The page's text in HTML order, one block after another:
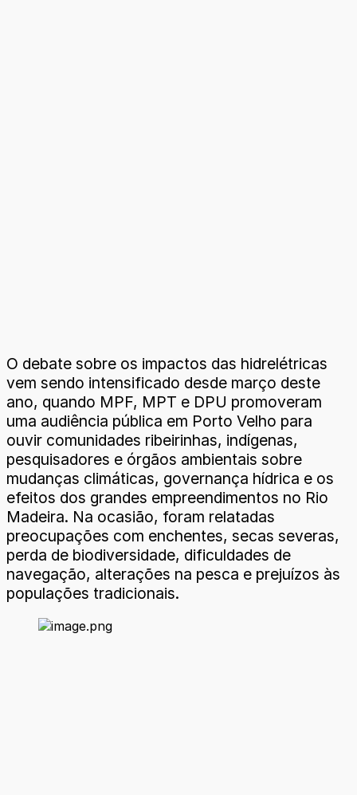
O debate sobre os impactos das hidrelétricas
vem sendo intensificado desde março deste
ano, quando MPF, MPT e DPU promoveram
uma audiência pública em Porto Velho para
ouvir comunidades ribeirinhas, indígenas,
pesquisadores e órgãos ambientais sobre
mudanças climáticas, governança hídrica e os
efeitos dos grandes empreendimentos no Rio
Madeira. Na ocasião, foram relatadas
preocupações com enchentes, secas severas,
perda de biodiversidade, dificuldades de
navegação, alterações na pesca e prejuízos às
populações tradicionais.